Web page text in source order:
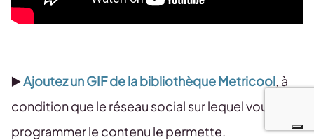
▶️Ajoutez un GIF de la bibliothèque Metricool, à
condition que le réseau social sur lequel vous allez
programmer le contenu le permette.